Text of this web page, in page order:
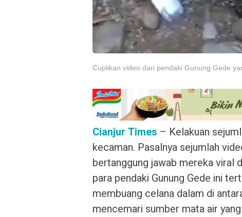
Cuplikan video dari pendaki Gunung Gede
Cianjur Times – Kelakuan
kecaman. Pasalnya sejumlah
bertanggung jawab mereka viral
para pendaki Gunung Gede ini
membuang celana dalam di
mencemari sumber mata air